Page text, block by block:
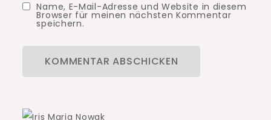
Name, E-Mail-Adresse und Website in diesem
Browser für meinen nächsten Kommentar
speichern.